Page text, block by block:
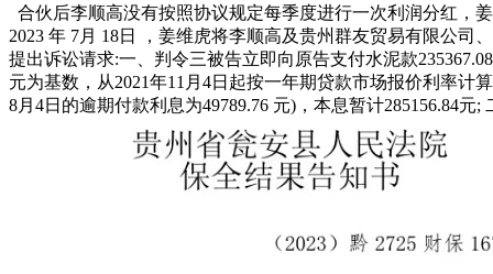
合伙后李顺高没有按照协议规定每季度进行一次利润分红，
2023 年 7月 18日 ，姜维虎将李顺高及贵州群友贸易有限公司
提出诉讼请求:一、判令三被告立即向原告支付水泥款
元为基数，从2021年11月4日起按一年期贷款市场报价利率计
8月4日的逾期付款利息为49789.76 元)，本息暂计285156.84元